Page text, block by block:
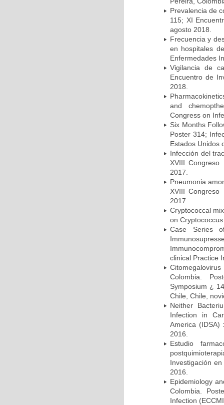
Prevalencia de
115; XI
agosto 2018.
Frecuencia y
en hospitales
Enfermedades
Vigilancia de
Encuentro de
2018.
and
Congress on
Six Months
Poster 314;
Estados Unidos
Infección del
XVIII
2017.
Pneumonia
XVIII
2017.
Cryptococcal
on
Case Series
clinical Practice
Colombia.
Symposium ¿
Chile, Chile,
Neither
Infection in
America (IDSA)
2016.
Estudio
Investigación
2016.
Epidemiology
Colombia.
Infection